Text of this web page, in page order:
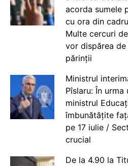
acorda sumele
cu ora din
Multe cercuri
vor dispărea de
părinții
Ministrul
Pîslaru: În
ministrul
îmbunătățite
pe 17 iulie /
crucial
De la 4.90 la